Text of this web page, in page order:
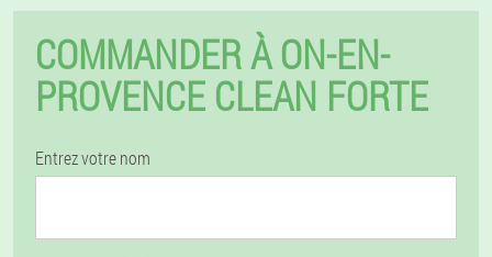
COMMANDER À ON-EN-
PROVENCE CLEAN FORTE
Entrez votre nom